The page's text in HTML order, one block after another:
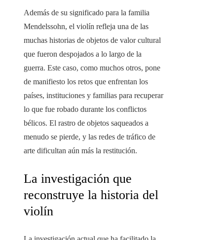
Además de su significado para la familia
Mendelssohn, el violín refleja una de las
muchas historias de objetos de valor cultural
que fueron despojados a lo largo de la
guerra. Este caso, como muchos otros, pone
de manifiesto los retos que enfrentan los
países, instituciones y familias para recuperar
lo que fue robado durante los conflictos
bélicos. El rastro de objetos saqueados a
menudo se pierde, y las redes de tráfico de
arte dificultan aún más la restitución.
La investigación que
reconstruye la historia del
violín